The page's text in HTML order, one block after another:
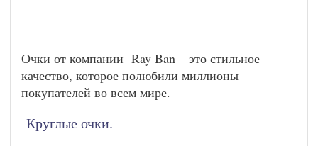
Очки от компании Ray Ban – это стильное
качество, которое полюбили миллионы
покупателей во всем мире.
Круглые очки.